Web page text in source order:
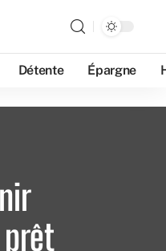
Détente Épargne